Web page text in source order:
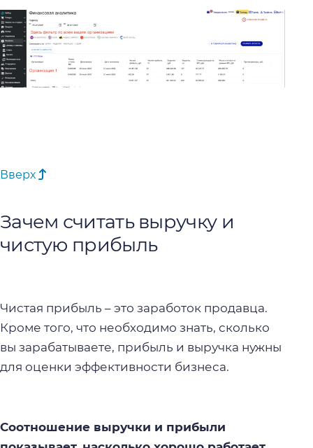
Вверх
Зачем считать выручку и
чистую прибыль
Чистая прибыль – это заработок продавца.
Кроме того, что необходимо знать, сколько
вы зарабатываете, прибыль и выручка нужны
для оценки эффективности бизнеса.
Соотношение выручки и прибыли